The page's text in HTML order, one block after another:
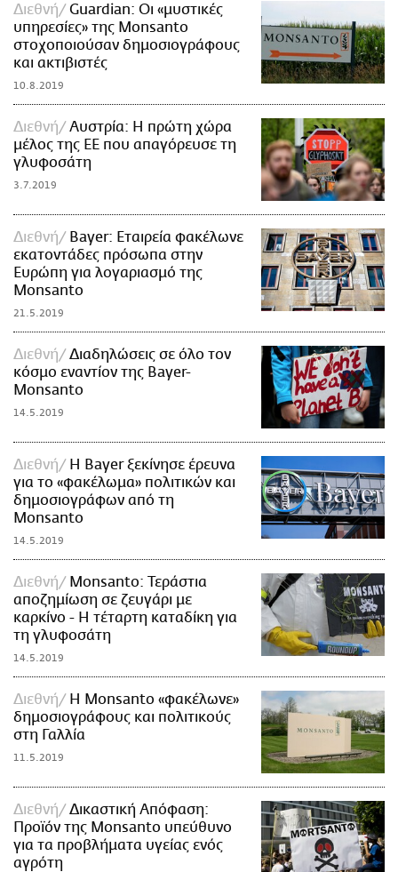
Διεθνή
Guardian: Oι «μυστικές
υπηρεσίες» της Monsanto
στοχοποιούσαν δημοσιογράφους
και ακτιβιστές
10.8.2019
Διεθνή
Αυστρία: Η πρώτη χώρα
μέλος της ΕΕ που απαγόρευσε τη
γλυφοσάτη
3.7.2019
Διεθνή
Bayer: Εταιρεία φακέλωνε
εκατοντάδες πρόσωπα στην
Ευρώπη για λογαριασμό της
Monsanto
21.5.2019
Διεθνή
Διαδηλώσεις σε όλο τον
κόσμο εναντίον της Bayer-
Monsanto
14.5.2019
Διεθνή
Η Bayer ξεκίνησε έρευνα
για το «φακέλωμα» πολιτικών και
δημοσιογράφων από τη
Monsanto
14.5.2019
Διεθνή
Monsanto: Τεράστια
αποζημίωση σε ζευγάρι με
καρκίνο - Η τέταρτη καταδίκη για
τη γλυφοσάτη
14.5.2019
Διεθνή
Η Monsanto «φακέλωνε»
δημοσιογράφους και πολιτικούς
στη Γαλλία
11.5.2019
Διεθνή
Δικαστική Απόφαση:
Προϊόν της Monsanto υπεύθυνο
για τα προβλήματα υγείας ενός
αγρότη